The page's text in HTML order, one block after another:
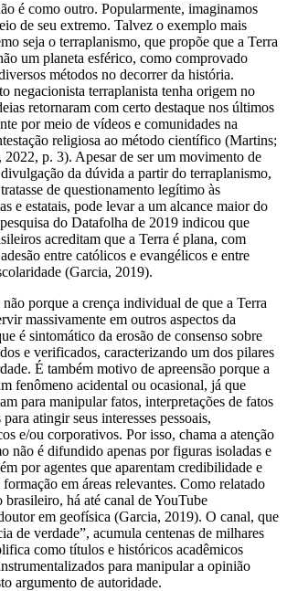
é como outro. Popularmente, imaginamos
de seu extremo. Talvez o exemplo mais
seja o terraplanismo, que propõe que a Terra
um planeta esférico, como comprovado
métodos no decorrer da história.
negacionista terraplanista tenha origem no
retornaram com certo destaque nos últimos
por meio de vídeos e comunidades na
religiosa ao método científico (Martins;
2022, p. 3). Apesar de ser um movimento de
da dúvida a partir do terraplanismo,
de questionamento legítimo às
e estatais, pode levar a um alcance maior do
do Datafolha de 2019 indicou que
acreditam que a Terra é plana, com
entre católicos e evangélicos e entre
(Garcia, 2019).
porque a crença individual de que a Terra
massivamente em outros aspectos da
é sintomático da erosão de consenso sobre
e verificados, caracterizando um dos pilares
É também motivo de apreensão porque a
fenômeno acidental ou ocasional, já que
para manipular fatos, interpretações de fatos
atingir seus interesses pessoais,
e/ou corporativos. Por isso, chama a atenção
não é difundido apenas por figuras isoladas e
por agentes que aparentam credibilidade e
formação em áreas relevantes. Como relatado
brasileiro, há até canal de YouTube
em geofísica (Garcia, 2019). O canal, que
de verdade”, acumula centenas de milhares
como títulos e históricos acadêmicos
para manipular a opinião
argumento de autoridade.